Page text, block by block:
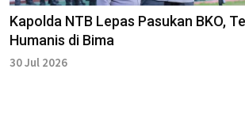
Kapolda NTB Lepas Pasukan BKO,
Humanis di Bima
30 Jul 2026